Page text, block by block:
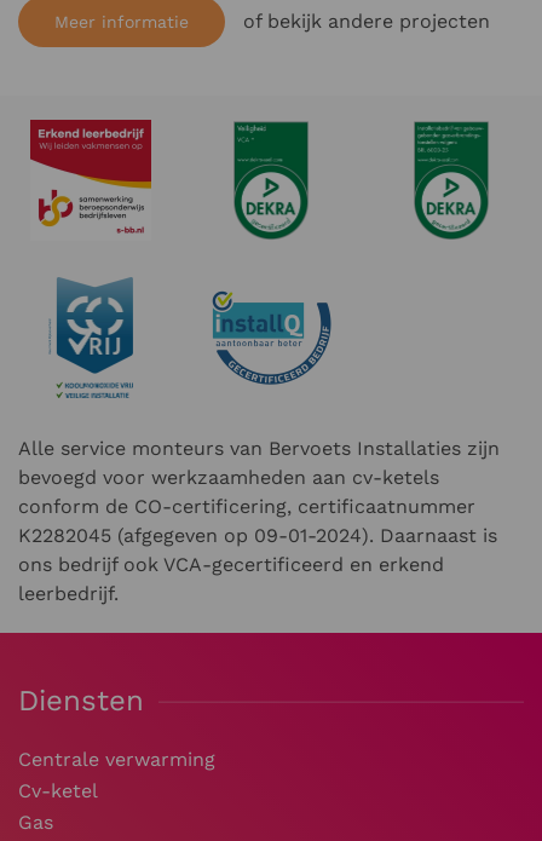
Meer informatie of bekijk andere projecten
Alle service monteurs van Bervoets Installaties zijn
bevoegd voor werkzaamheden aan cv-ketels
conform de CO-certificering, certificaatnummer
K2282045 (afgegeven op 09-01-2024). Daarnaast is
ons bedrijf ook VCA-gecertificeerd en erkend
leerbedrijf.
Diensten
Centrale verwarming
Cv-ketel
Gas